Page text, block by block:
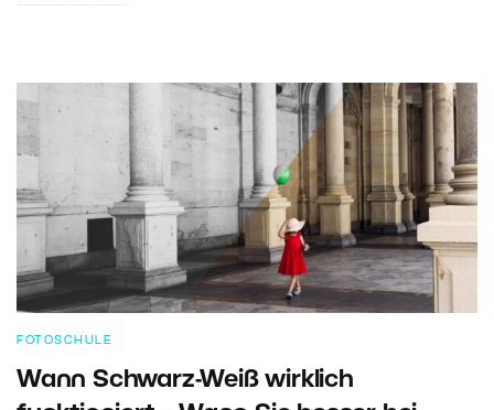
FOTOSCHULE
Wann Schwarz-Weiß wirklich